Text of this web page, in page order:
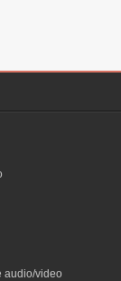
audio/video